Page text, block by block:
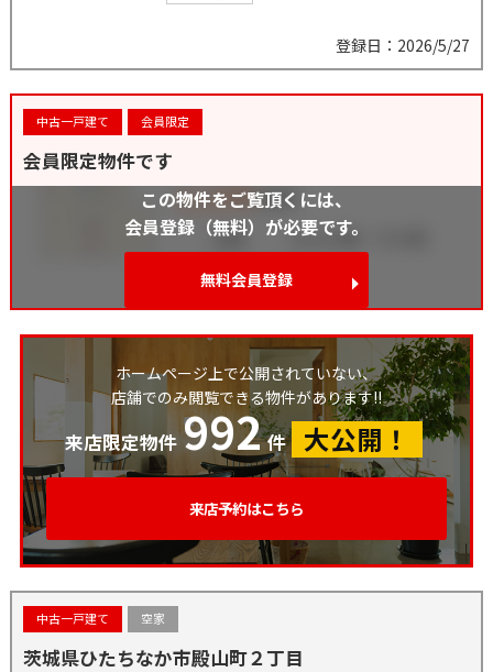
登録日：2026/5/27
中古一戸建て 会員限定
会員限定物件です
この物件をご覧頂くには、
会員登録（無料）が必要です。
無料会員登録
ホームページ上で公開されていない、
店舗でのみ閲覧できる物件があります!!
来店限定物件 992 件 大公開！
来店予約はこちら
中古一戸建て 空家
茨城県ひたちなか市殿山町２丁目